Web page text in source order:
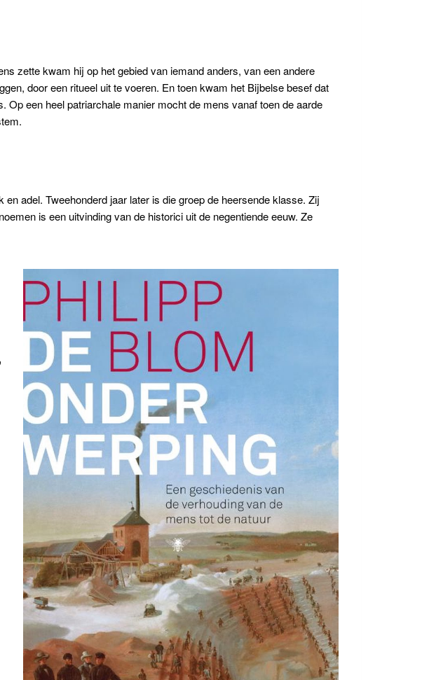
zette kwam hij op het gebied van iemand anders, van een andere
door een ritueel uit te voeren. En toen kwam het Bijbelse besef dat
Op een heel patriarchale manier mocht de mens vanaf toen de aarde
adel. Tweehonderd jaar later is die groep de heersende klasse. Zij
is een uitvinding van de historici uit de negentiende eeuw. Ze